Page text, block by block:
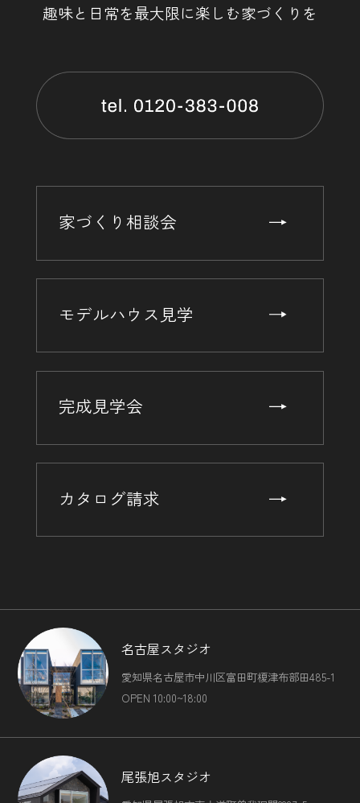
趣味と日常を最大限に楽しむ家づくりを
家づくり相談会
モデルハウス見学
完成見学会
カタログ請求
名古屋スタジオ
愛知県名古屋市中川区富田町榎津布部田485-1
OPEN 10:00~18:00
尾張旭スタジオ